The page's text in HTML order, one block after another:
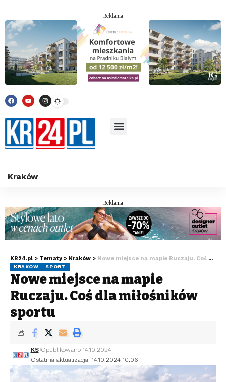
----- Reklama -----
Kraków
----- Reklama -----
KR24.pl > Tematy > Kraków > Nowe miejsce na mapie Ruczaju. Coś dla miłośników sportu
KRAKÓW SPORT
Nowe miejsce na mapie
Ruczaju. Coś dla miłośników
sportu
Ostatnia aktualizacja: 14.10.2024 10:06
KS Opublikowano 14.10.2024